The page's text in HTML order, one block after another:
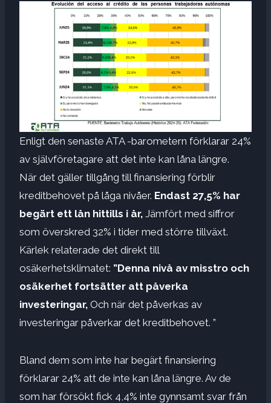
Enligt den senaste ATA -barometern förklarar 24%
av självföretagare att det inte kan låna längre.
När det gäller tillgång till finansiering förblir
kreditbehovet på låga nivåer. Endast 27,5% har
begärt ett lån hittills i år, Jämfört med siffror
som överskred 32% i tider med större tillväxt.
Kärlek relaterade det direkt till
osäkerhetsklimatet: ”Denna nivå av misstro och
osäkerhet fortsätter att påverka
investeringar, Och när det påverkas av
investeringar påverkar det kreditbehovet. ”
Bland dem som inte har begärt finansiering
förklarar 24% att de inte kan låna längre. Av de
som har försökt fick 4,4% inte gynnsamt svar från